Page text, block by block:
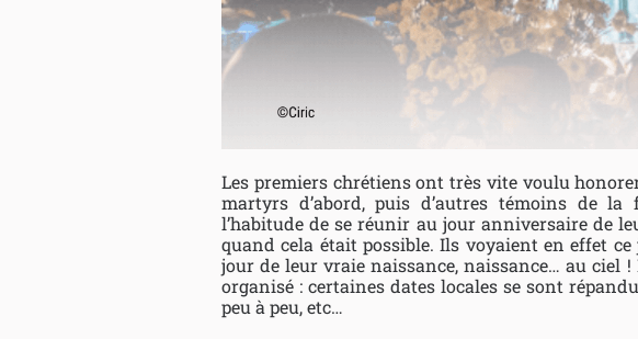
Les premiers chrétiens ont très vite voulu
martyrs d’abord, puis d’autres témoins de
l’habitude de se réunir au jour anniversaire de
quand cela était possible. Ils voyaient en effet
jour de leur vraie naissance, naissance… au ciel !
organisé : certaines dates locales se sont
peu à peu, etc…